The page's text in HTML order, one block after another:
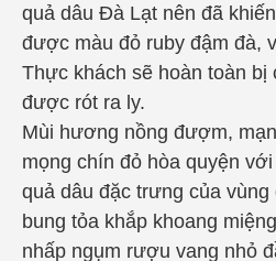
quả dâu Đà Lạt nên đã
được màu đỏ ruby đậm đà,
Thực khách sẽ hoàn toàn bị
được rót ra ly.
Mùi hương nồng đượm,
mọng chín đỏ hòa quyện
quả dâu đặc trưng của
bung tỏa khắp khoang
nhấp ngụm rượu vang nhỏ